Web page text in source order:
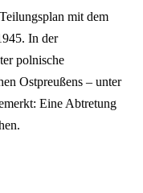
mit dem
In der
polnische
Ostpreußens – unter
Eine Abtretung